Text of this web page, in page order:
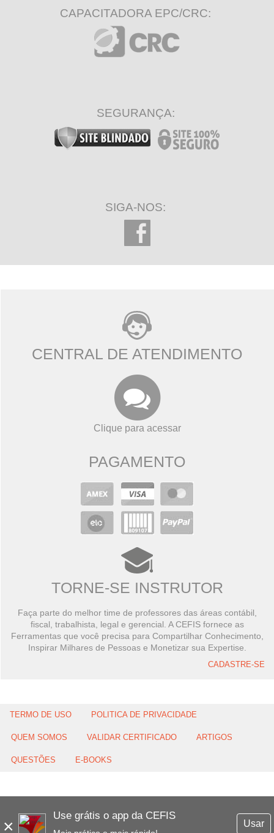
×
Use grátis o app da CEFIS
Usar
CAPACITADORA EPC/CRC:
SEGURANÇA:
SIGA-NOS:
CENTRAL DE ATENDIMENTO
Clique para acessar
PAGAMENTO
TORNE-SE INSTRUTOR
Faça parte do melhor time de professores das áreas contábil,
fiscal, trabalhista, legal e gerencial. A CEFIS fornece as
Ferramentas que você precisa para Compartilhar Conhecimento,
Inspirar Milhares de Pessoas e Monetizar sua Expertise.
CADASTRE-SE
TERMO DE USO POLITICA DE PRIVACIDADE
QUEM SOMOS VALIDAR CERTIFICADO ARTIGOS
QUESTÕES E-BOOKS